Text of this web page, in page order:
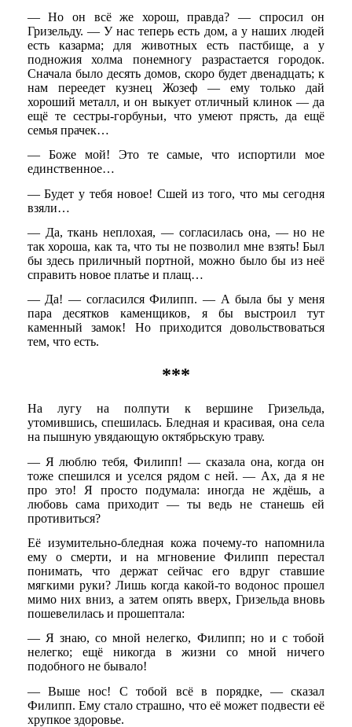
— Но он всё же хорош, правда? — спросил он
Гризельду. — У нас теперь есть дом, а у наших людей
есть казарма; для животных есть пастбище, а у
подножия холма понемногу разрастается городок.
Сначала было десять домов, скоро будет двенадцать; к
нам переедет кузнец Жозеф — ему только дай
хороший металл, и он выкует отличный клинок — да
ещё те сестры-горбуньи, что умеют прясть, да ещё
семья прачек…
— Боже мой! Это те самые, что испортили мое
единственное…
— Будет у тебя новое! Сшей из того, что мы сегодня
взяли…
— Да, ткань неплохая, — согласилась она, — но не
так хороша, как та, что ты не позволил мне взять! Был
бы здесь приличный портной, можно было бы из неё
справить новое платье и плащ…
— Да! — согласился Филипп. — А была бы у меня
пара десятков каменщиков, я бы выстроил тут
каменный замок! Но приходится довольствоваться
тем, что есть.
***
На лугу на полпути к вершине Гризельда,
утомившись, спешилась. Бледная и красивая, она села
на пышную увядающую октябрьскую траву.
— Я люблю тебя, Филипп! — сказала она, когда он
тоже спешился и уселся рядом с ней. — Ах, да я не
про это! Я просто подумала: иногда не ждёшь, а
любовь сама приходит — ты ведь не станешь ей
противиться?
Её изумительно-бледная кожа почему-то напомнила
ему о смерти, и на мгновение Филипп перестал
понимать, что держат сейчас его вдруг ставшие
мягкими руки? Лишь когда какой-то водонос прошел
мимо них вниз, а затем опять вверх, Гризельда вновь
пошевелилась и прошептала:
— Я знаю, со мной нелегко, Филипп; но и с тобой
нелегко; ещё никогда в жизни со мной ничего
подобного не бывало!
— Выше нос! С тобой всё в порядке, — сказал
Филипп. Ему стало страшно, что её может подвести её
хрупкое здоровье.